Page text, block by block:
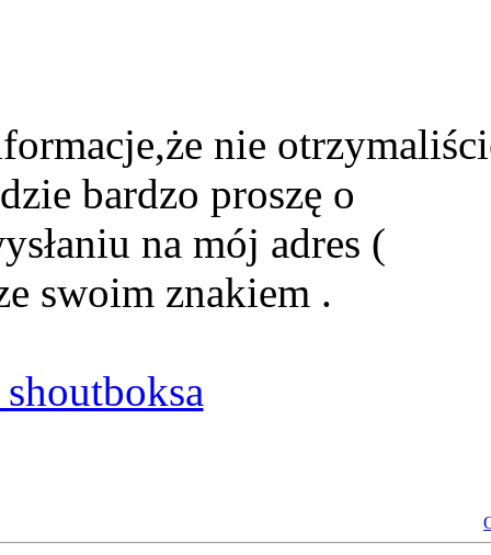
nie
bardzo proszę o
na mój adres (
swoim znakiem .